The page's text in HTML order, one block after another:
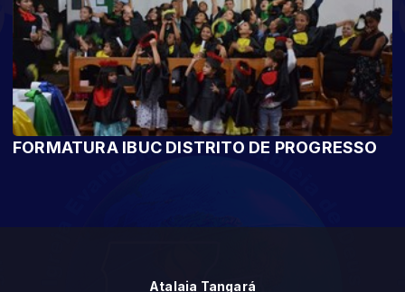
FORMATURA IBUC DISTRITO DE PROGRESSO
Atalaia Tangará